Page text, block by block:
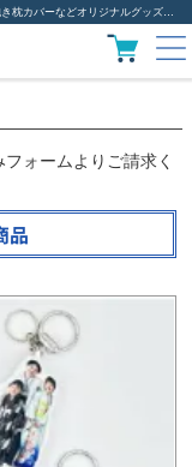
無料サンプル依頼|オリジナルタオル、ブランケット（ひざ掛け）、抱き枕カバーなどオリジナルグッズ作成は電脳プリント
ォームよりご請求く
品